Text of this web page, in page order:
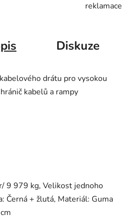
reklamace
Diskuze
drátu pro vysokou
kabelů a rampy
9 979 kg, Velikost jednoho
Černá + žlutá, Materiál: Guma